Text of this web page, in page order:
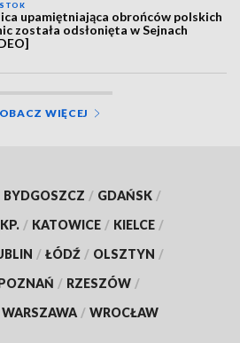
upamiętniająca obrońców polskich
została odsłonięta w Sejnach
WIĘCEJ
BYDGOSZCZ / GDAŃSK /
/ KATOWICE / KIELCE /
/ ŁÓDŹ / OLSZTYN /
/ RZESZÓW /
WARSZAWA / WROCŁAW